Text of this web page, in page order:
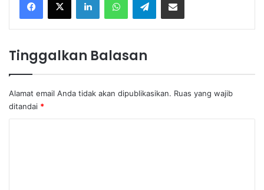
Tinggalkan Balasan
Alamat email Anda tidak akan dipublikasikan. Ruas yang wajib
ditandai *